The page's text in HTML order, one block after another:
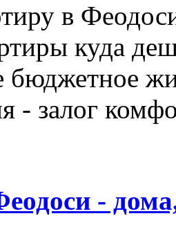
в
куда
бюджетное
- залог
-